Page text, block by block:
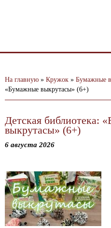
На главную » Кружок » Бумажные
«Бумажные выкрутасы» (6+)
Детская библиотека:
выкрутасы» (6+)
6 августа 2026